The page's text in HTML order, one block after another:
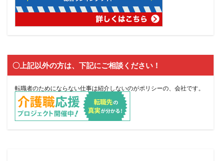
〇上記以外の方は、下記にご相談ください！
転職者のためにならない仕事は紹介しないのがポリシーの、会社です。